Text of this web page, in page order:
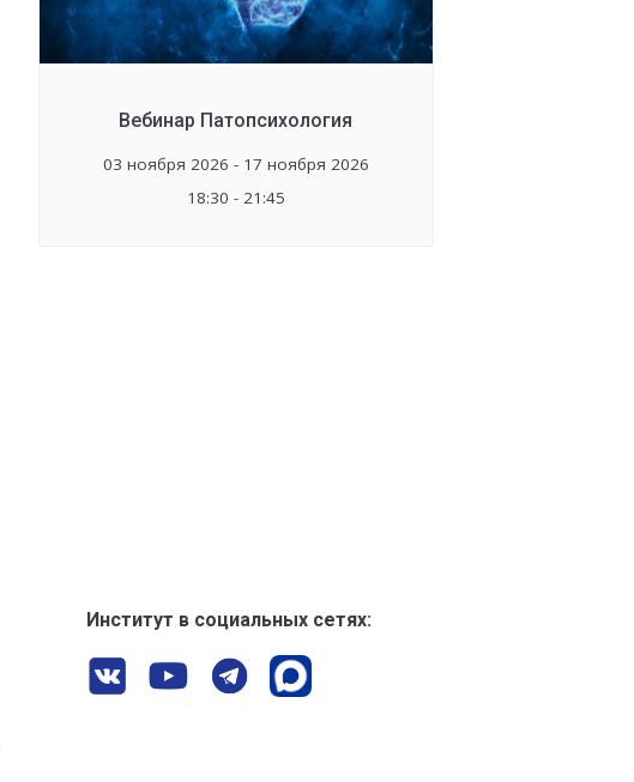
Вебинар Патопсихология
03 ноября 2026 - 17 ноября 2026
18:30 - 21:45
Институт в социальных сетях: